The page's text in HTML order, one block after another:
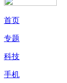
首页
专题
科技
手机